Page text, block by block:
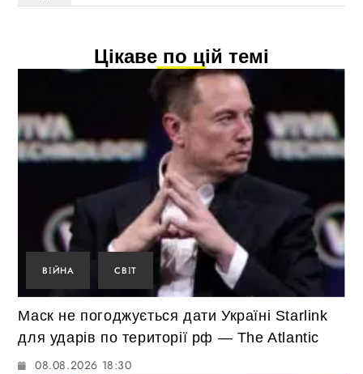
Цікаве по цій темі
ВІЙНА СВІТ
Маск не погоджується дати Україні Starlink
для ударів по території рф — The Atlantic
08.08.2026 18:30